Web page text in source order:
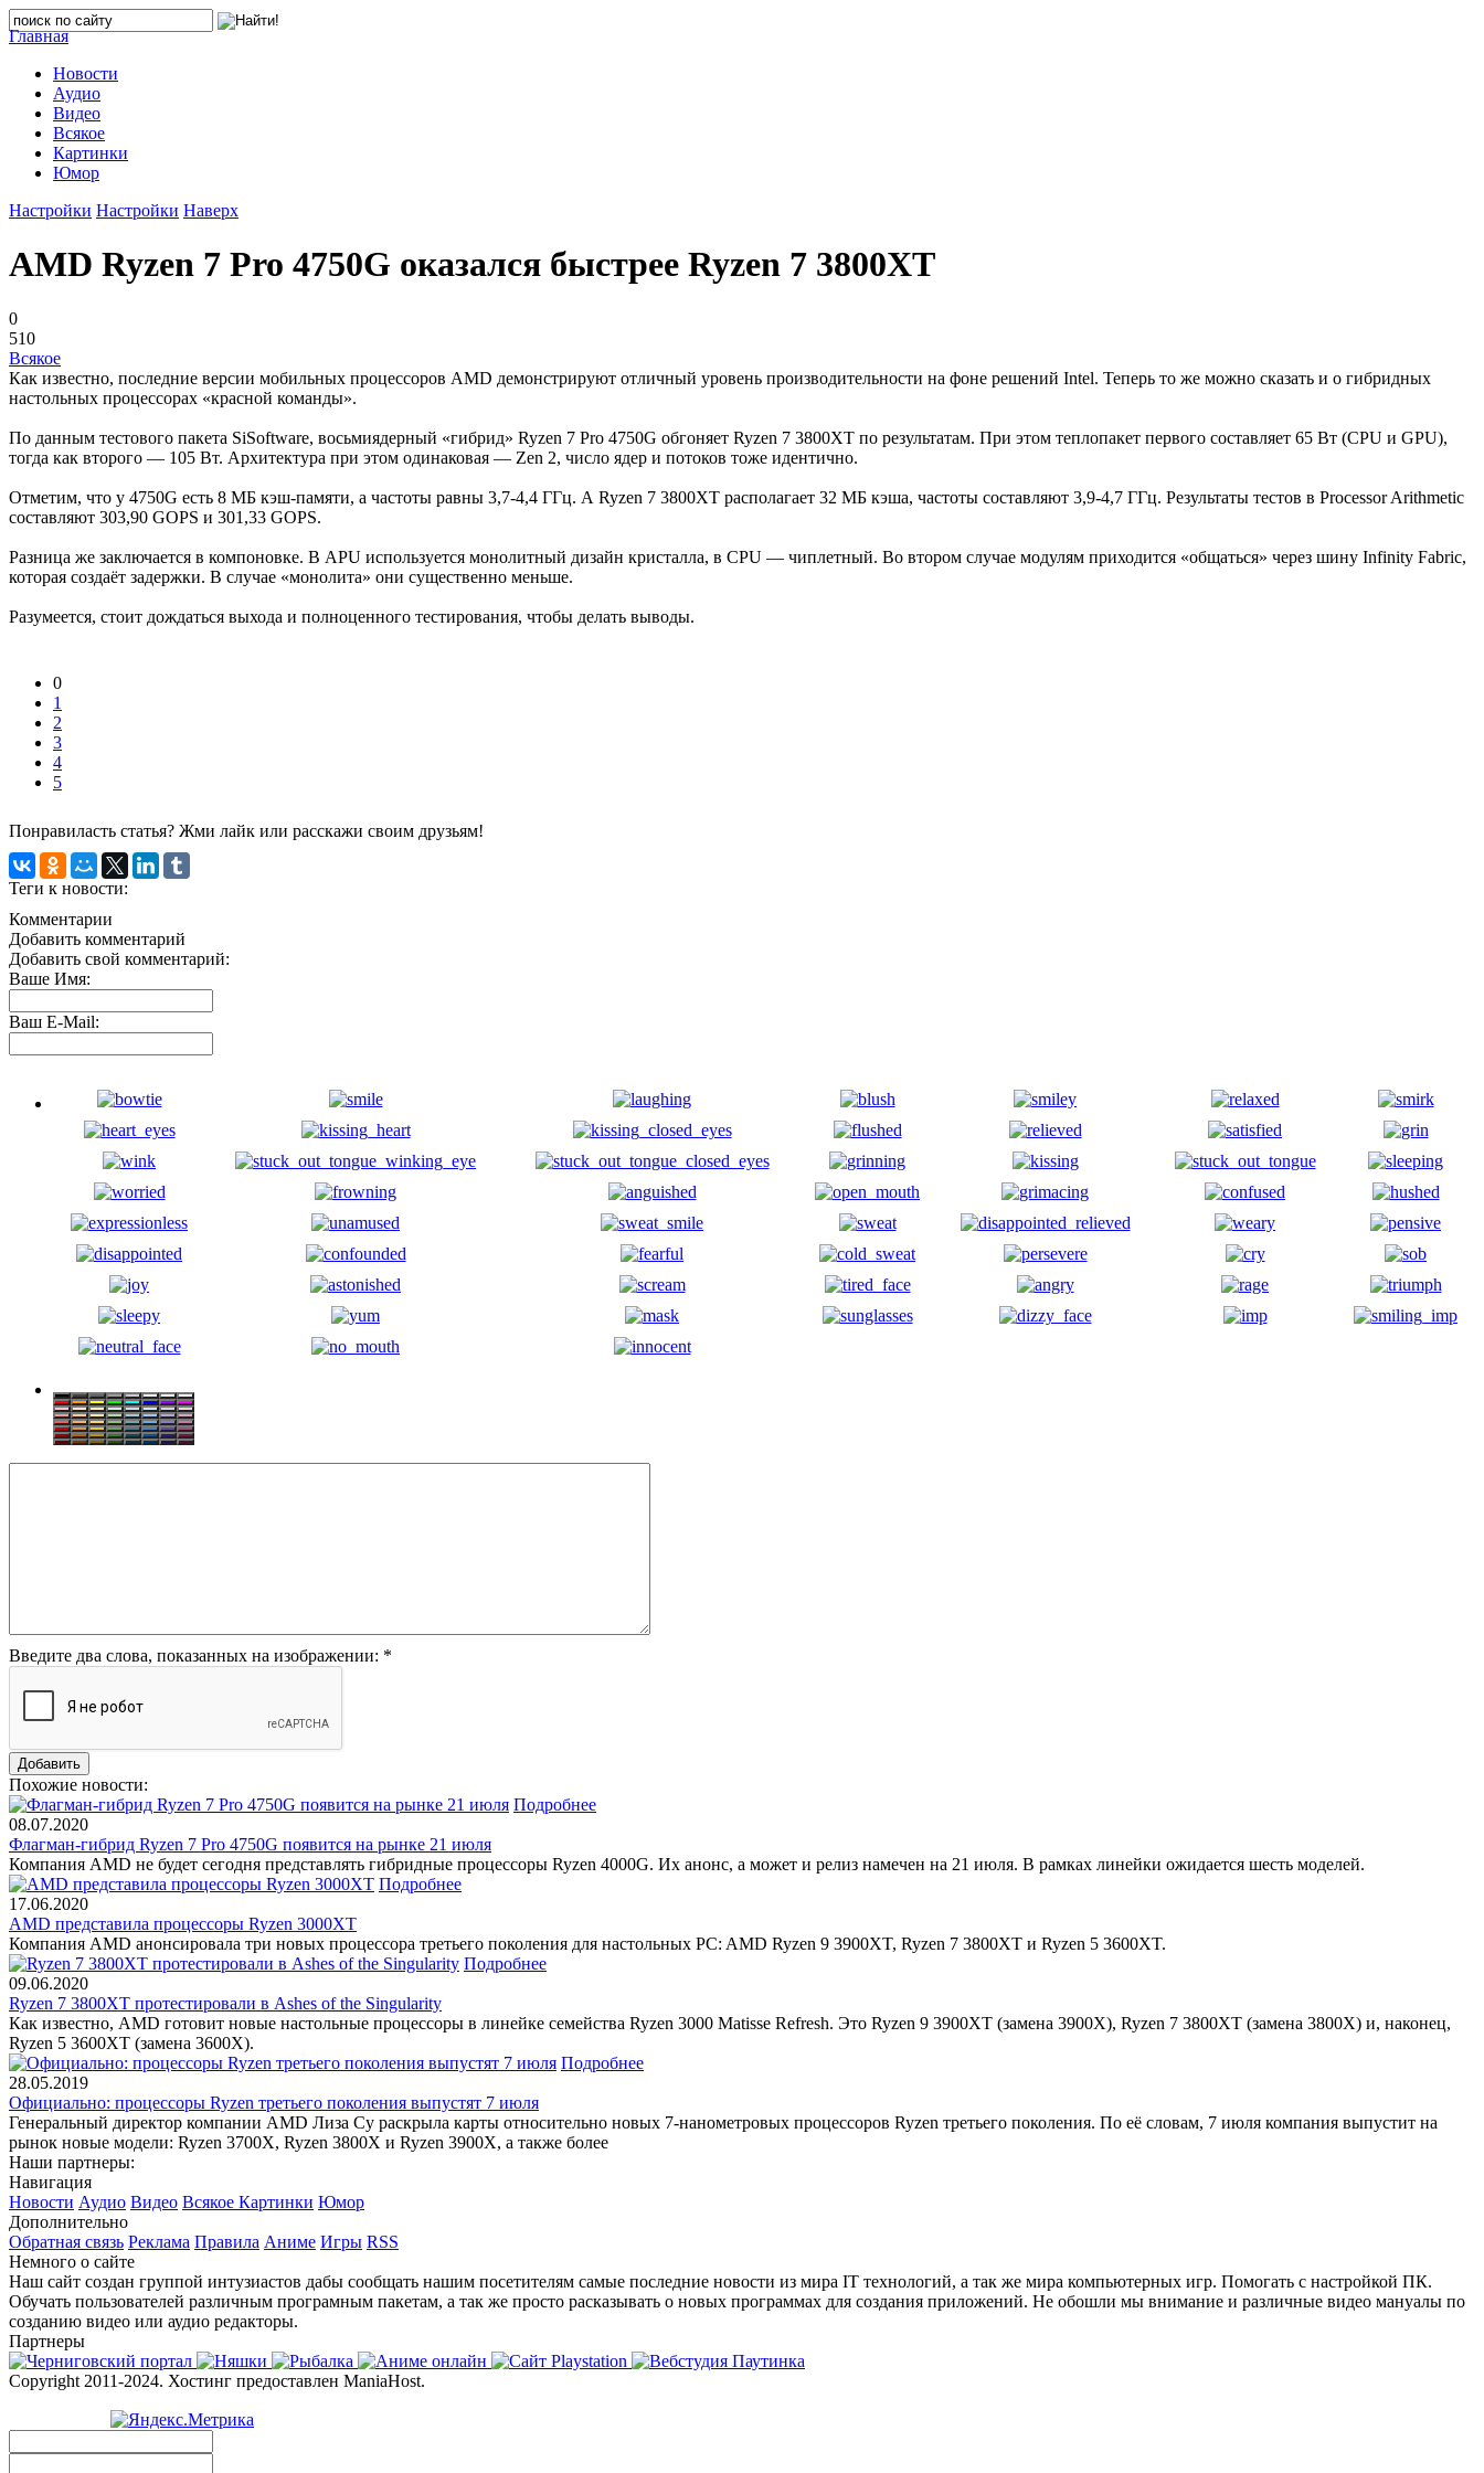
Главная
Новости
Аудио
Видео
Всякое
Картинки
Юмор
Настройки Настройки Наверх
AMD Ryzen 7 Pro 4750G оказался быстрее Ryzen 7 3800XT
0
510
Всякое
Как известно, последние версии мобильных процессоров AMD демонстрируют отличный уровень производительности на фоне решений Intel. Теперь то же можно сказать и о гибридных
настольных процессорах «красной команды».
По данным тестового пакета SiSoftware, восьмиядерный «гибрид» Ryzen 7 Pro 4750G обгоняет Ryzen 7 3800XT по результатам. При этом теплопакет первого составляет 65 Вт (CPU и GPU),
тогда как второго — 105 Вт. Архитектура при этом одинаковая — Zen 2, число ядер и потоков тоже идентично.
Отметим, что у 4750G есть 8 МБ кэш-памяти, а частоты равны 3,7-4,4 ГГц. А Ryzen 7 3800XT располагает 32 МБ кэша, частоты составляют 3,9-4,7 ГГц. Результаты тестов в Processor Arithmetic
составляют 303,90 GOPS и 301,33 GOPS.
Разница же заключается в компоновке. В APU используется монолитный дизайн кристалла, в CPU — чиплетный. Во втором случае модулям приходится «общаться» через шину Infinity Fabric,
которая создаёт задержки. В случае «монолита» они существенно меньше.
Разумеется, стоит дождаться выхода и полноценного тестирования, чтобы делать выводы.
0
1
2
3
4
5
Понравиласть статья? Жми лайк или расскажи своим друзьям!
Теги к новости:
Комментарии
Добавить комментарий
Добавить свой комментарий:
Ваше Имя:
Ваш E-Mail:
Введите два слова, показанных на изображении: *
Похожие новости:
Подробнее
08.07.2020
Флагман-гибрид Ryzen 7 Pro 4750G появится на рынке 21 июля
Компания AMD не будет сегодня представлять гибридные процессоры Ryzen 4000G. Их анонс, а может и релиз намечен на 21 июля. В рамках линейки ожидается шесть моделей.
Подробнее
17.06.2020
AMD представила процессоры Ryzen 3000XT
Компания AMD анонсировала три новых процессора третьего поколения для настольных PC: AMD Ryzen 9 3900XT, Ryzen 7 3800XT и Ryzen 5 3600XT.
Подробнее
09.06.2020
Ryzen 7 3800XT протестировали в Ashes of the Singularity
Как известно, AMD готовит новые настольные процессоры в линейке семейства Ryzen 3000 Matisse Refresh. Это Ryzen 9 3900XT (замена 3900X), Ryzen 7 3800XT (замена 3800X) и, наконец,
Ryzen 5 3600XT (замена 3600X).
Подробнее
28.05.2019
Официально: процессоры Ryzen третьего поколения выпустят 7 июля
Генеральный директор компании AMD Лиза Су раскрыла карты относительно новых 7-нанометровых процессоров Ryzen третьего поколения. По её словам, 7 июля компания выпустит на
рынок новые модели: Ryzen 3700X, Ryzen 3800X и Ryzen 3900X, а также более
Наши партнеры:
Навигация
Новости Аудио Видео Всякое Картинки Юмор
Дополнительно
Обратная связь Реклама Правила Аниме Игры RSS
Немного о сайте
Наш сайт создан группой интузиастов дабы сообщать нашим посетителям самые последние новости из мира IT технологий, а так же мира компьютерных игр. Помогать с настройкой ПК.
Обучать пользователей различным програмным пакетам, а так же просто расказывать о новых программах для создания приложений. Не обошли мы внимание и различные видео мануалы по
созданию видео или аудио редакторы.
Партнеры
Copyright 2011-2024. Хостинг предоставлен ManiaHost.